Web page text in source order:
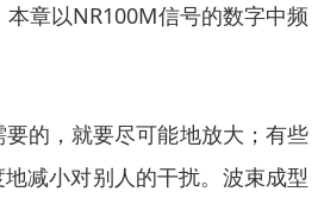
本章以NR100M信号的数字中频
的，就要尽可能地放大；有些
减小对别人的干扰。波束成型